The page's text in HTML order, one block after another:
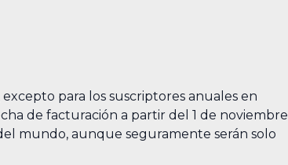
para los suscriptores anuales en
de facturación a partir del 1 de noviembre
mundo, aunque seguramente serán solo